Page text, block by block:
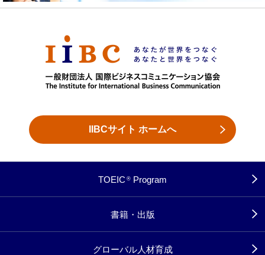
IIBCサイト ホームへ
TOEIC ® Program
書籍・出版
グローバル人材育成